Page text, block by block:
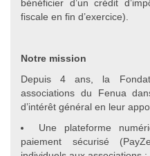
bénéficier d’un crédit
fiscale en fin d’exercice).
Notre mission
Depuis 4 ans, la
associations du Fenua
d’intérêt général en leur
Une plateforme
paiement sécurisé